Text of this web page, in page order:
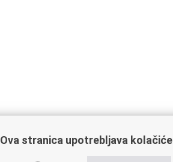
Važne poveznice
Ova stranica upotrebljava kolačiće